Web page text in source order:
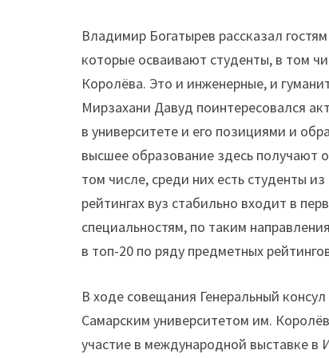
Владимир Богатырев рассказал
которые осваивают студенты, в том
Королёва. Это и инженерные, и
Мирзахани Давуд поинтересовался
в университете и его позициями и
высшее образование здесь получают
том числе, среди них есть студенты
рейтингах вуз стабильно входит в
специальностям, по таким
в топ-20 по ряду предметных
В ходе совещания Генеральный
Самарским университетом им.
участие в международной выставке в